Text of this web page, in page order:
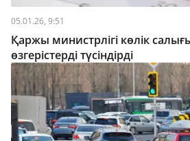
05.01.26, 9:51
Қаржы министрлігі көлік
өзгерістерді түсіндірді